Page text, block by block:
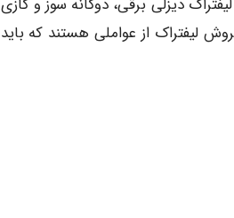
لیفتراک از عواملی هستند که باید